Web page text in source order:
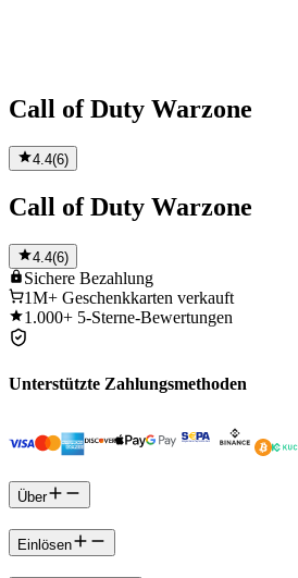
Call of Duty Warzone
4.4(6)
Call of Duty Warzone
4.4(6)
Sichere Bezahlung
1M+ Geschenkkarten verkauft
1.000+ 5-Sterne-Bewertungen
Unterstützte Zahlungsmethoden
Über
Einlösen